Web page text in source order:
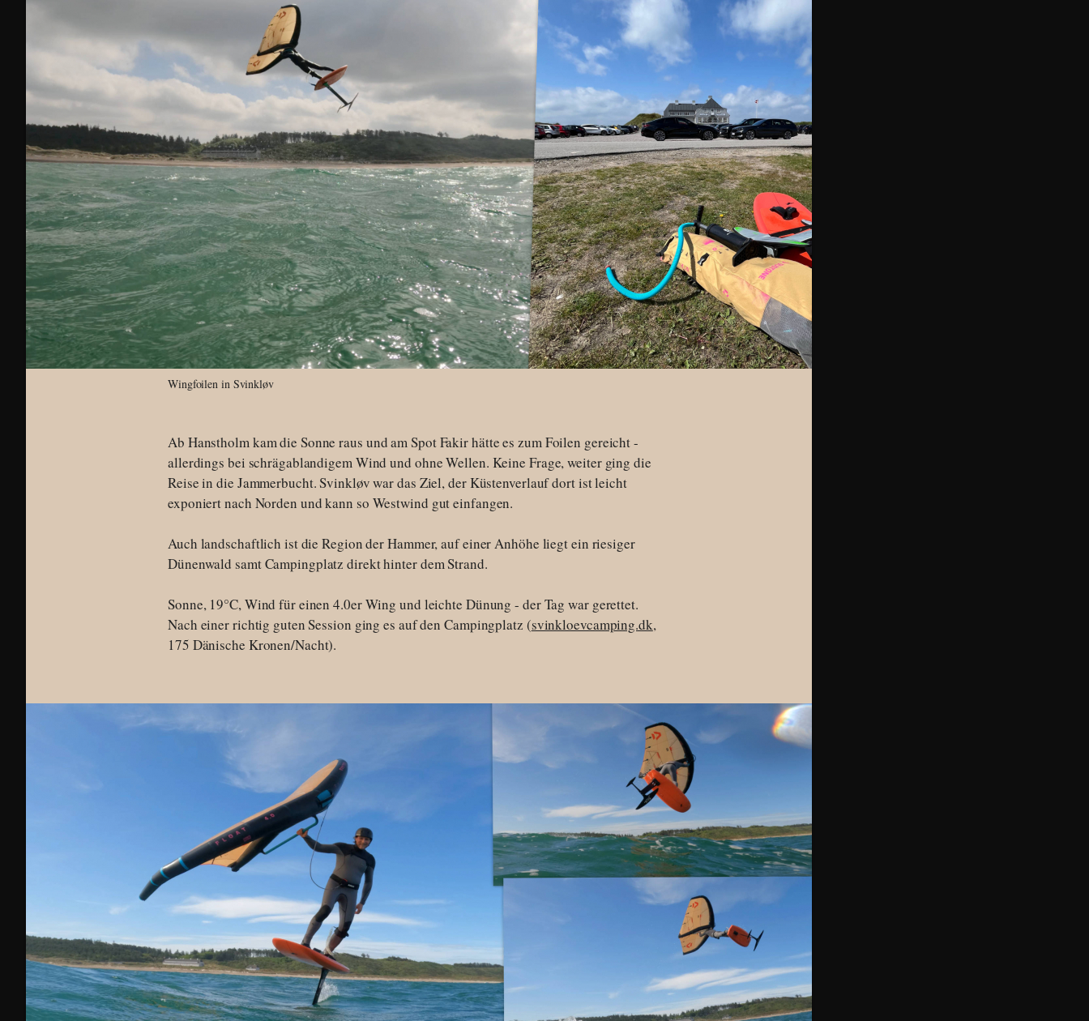
Wingfoilen in Svinkløv
Ab Hanstholm kam die Sonne raus und am Spot Fakir hätte es zum Foilen gereicht -
allerdings bei schrägablandigem Wind und ohne Wellen. Keine Frage, weiter ging die
Reise in die Jammerbucht. Svinkløv war das Ziel, der Küstenverlauf dort ist leicht
exponiert nach Norden und kann so Westwind gut einfangen.
Auch landschaftlich ist die Region der Hammer, auf einer Anhöhe liegt ein riesiger
Dünenwald samt Campingplatz direkt hinter dem Strand.
Sonne, 19°C, Wind für einen 4.0er Wing und leichte Dünung - der Tag war gerettet.
Nach einer richtig guten Session ging es auf den Campingplatz (svinkloevcamping.dk,
175 Dänische Kronen/Nacht).